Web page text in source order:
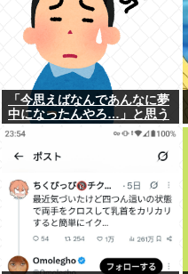
「今思えばなんであんなに夢
中になったんやろ…」と思う
コンテンツ